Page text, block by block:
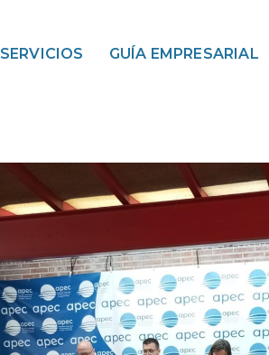
SERVICIOS GUÍA EMPRESARIAL